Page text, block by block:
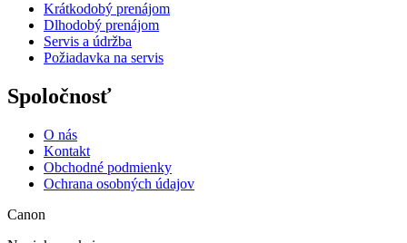
Krátkodobý prenájom
Dlhodobý prenájom
Servis a údržba
Požiadavka na servis
Spoločnosť
O nás
Kontakt
Obchodné podmienky
Ochrana osobných údajov
Canon